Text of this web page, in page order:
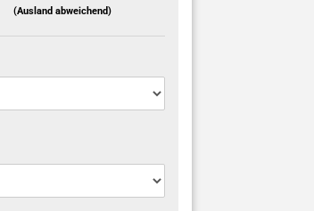
(Ausland abweichend)